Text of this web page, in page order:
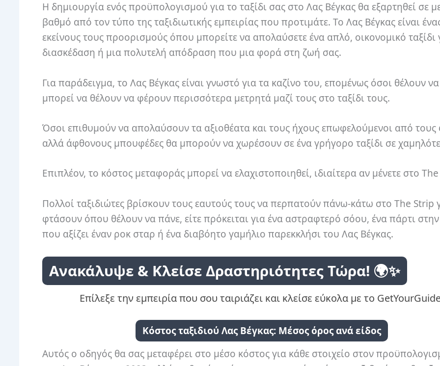
Η δημιουργία ενός προϋπολογισμού για το ταξίδι σας στο Λας Βέγκας θα εξαρτηθεί σε
βαθμό από τον τύπο της ταξιδιωτικής εμπειρίας που προτιμάτε. Το Λας Βέγκας είναι
εκείνους τους προορισμούς όπου μπορείτε να απολαύσετε ένα απλό, οικονομικό ταξίδι
διασκέδαση ή μια πολυτελή απόδραση που μια φορά στη ζωή σας.
Για παράδειγμα, το Λας Βέγκας είναι γνωστό για τα καζίνο του, επομένως όσοι θέλουν
μπορεί να θέλουν να φέρουν περισσότερα μετρητά μαζί τους στο ταξίδι τους.
Όσοι επιθυμούν να απολαύσουν τα αξιοθέατα και τους ήχους επωφελούμενοι από
αλλά άφθονους μπουφέδες θα μπορούν να χωρέσουν σε ένα γρήγορο ταξίδι σε
Επιπλέον, το κόστος μεταφοράς μπορεί να ελαχιστοποιηθεί, ιδιαίτερα αν μένετε στο
Πολλοί ταξιδιώτες βρίσκουν τους εαυτούς τους να περπατούν πάνω-κάτω στο The Strip
φτάσουν όπου θέλουν να πάνε, είτε πρόκειται για ένα αστραφτερό σόου, ένα πάρτι
που αξίζει έναν ροκ σταρ ή ένα διαβόητο γαμήλιο παρεκκλήσι του Λας Βέγκας.
Ανακάλυψε & Κλείσε Δραστηριότητες Τώρα! 🌍✨
Επίλεξε την εμπειρία που σου ταιριάζει και κλείσε εύκολα με το
Κόστος ταξιδιού Λας Βέγκας: Μέσος όρος ανά είδος
Αυτός ο οδηγός θα σας μεταφέρει στο μέσο κόστος για κάθε στοιχείο στον